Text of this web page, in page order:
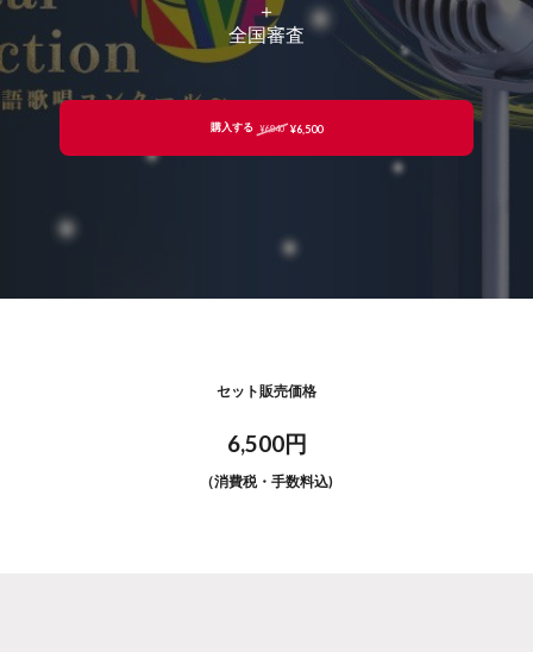
＋
全国審査
購入する ¥6,840 ¥6,500
セット販売価格
6,500円
（消費税・手数料込)